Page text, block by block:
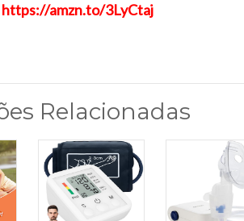
https://amzn.to/3LyCtaj
Relacionadas